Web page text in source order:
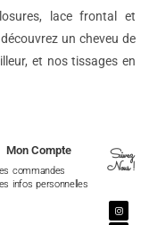
lace frontal et
un cheveu de
et nos tissages en
Mon Compte
commandes
infos personnelles
Suivez
Nous !